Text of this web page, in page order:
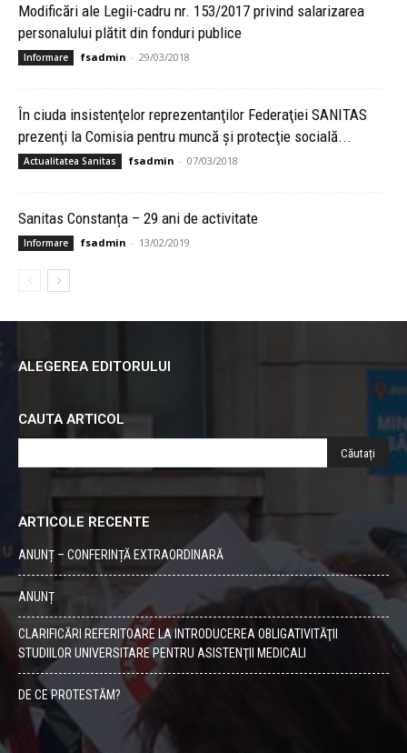
Modificări ale Legii-cadru nr. 153/2017 privind salarizarea
personalului plătit din fonduri publice
Informare fsadmin - 29/03/2018
În ciuda insistenţelor reprezentanţilor Federaţiei SANITAS
prezenţi la Comisia pentru muncă şi protecţie socială...
Actualitatea Sanitas fsadmin - 07/03/2018
Sanitas Constanța – 29 ani de activitate
Informare fsadmin - 13/02/2019
ALEGEREA EDITORULUI
CAUTA ARTICOL
ARTICOLE RECENTE
ANUNȚ – CONFERINȚĂ EXTRAORDINARĂ
ANUNȚ
CLARIFICĂRI REFERITOARE LA INTRODUCEREA OBLIGATIVITĂŢII
STUDIILOR UNIVERSITARE PENTRU ASISTENŢII MEDICALI
DE CE PROTESTĂM?